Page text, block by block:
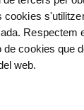
Respectem
cookies que
web.